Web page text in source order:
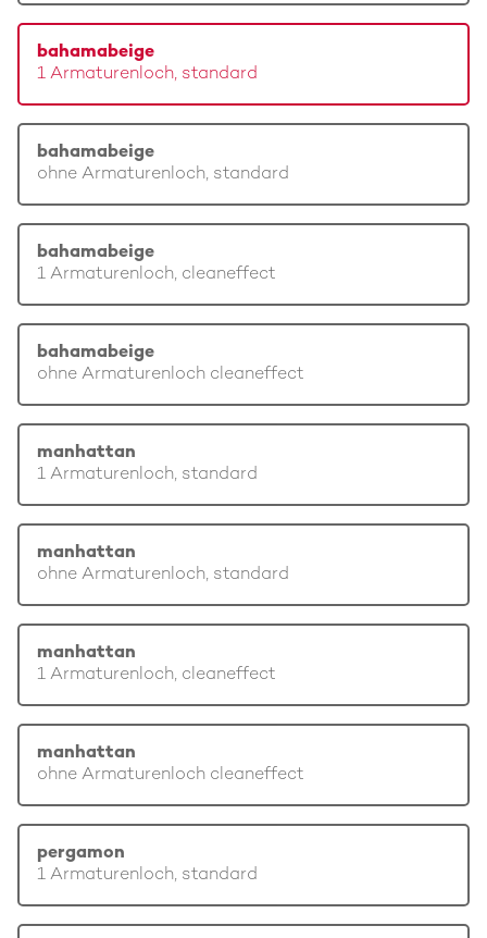
bahamabeige
1 Armaturenloch, standard
bahamabeige
ohne Armaturenloch, standard
bahamabeige
1 Armaturenloch, cleaneffect
bahamabeige
ohne Armaturenloch cleaneffect
manhattan
1 Armaturenloch, standard
manhattan
ohne Armaturenloch, standard
manhattan
1 Armaturenloch, cleaneffect
manhattan
ohne Armaturenloch cleaneffect
pergamon
1 Armaturenloch, standard